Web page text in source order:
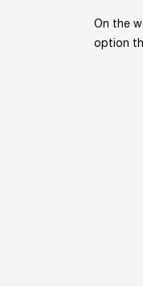
On the
option